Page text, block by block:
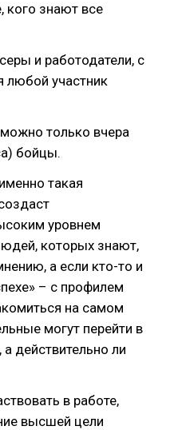
кого знают все
и работодатели, с
любой участник
только вчера
бойцы.
такая
уровнем
которых знают,
а если кто-то и
– с профилем
на самом
могут перейти в
действительно ли
в работе,
высшей цели